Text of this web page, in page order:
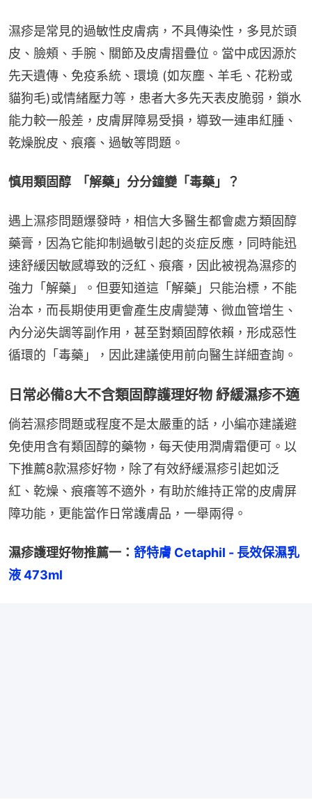
濕疹是常見的過敏性皮膚病，不具傳染性，多見於頭
皮、臉頰、手腕、關節及皮膚摺疊位。當中成因源於
先天遺傳、免疫系統、環境 (如灰塵、羊毛、花粉或
貓狗毛)或情緒壓力等，患者大多先天表皮脆弱，鎖水
能力較一般差，皮膚屏障易受損，導致一連串紅腫、
乾燥脫皮、痕癢、過敏等問題。
慎用類固醇  「解藥」分分鐘變「毒藥」？
遇上濕疹問題爆發時，相信大多醫生都會處方類固醇
藥膏，因為它能抑制過敏引起的炎症反應，同時能迅
速舒緩因敏感導致的泛紅、痕癢，因此被視為濕疹的
強力「解藥」。但要知道這「解藥」只能治標，不能
治本，而長期使用更會產生皮膚變薄、微血管增生、
內分泌失調等副作用，甚至對類固醇依賴，形成惡性
循環的「毒藥」，因此建議使用前向醫生詳細查詢。
日常必備8大不含類固醇護理好物 紓緩濕疹不適
倘若濕疹問題或程度不是太嚴重的話，小編亦建議避
免使用含有類固醇的藥物，每天使用潤膚霜便可。以
下推薦8款濕疹好物，除了有效紓緩濕疹引起如泛
紅、乾燥、痕癢等不適外，有助於維持正常的皮膚屏
障功能，更能當作日常護膚品，一舉兩得。
濕疹護理好物推薦一： 舒特膚 Cetaphil - 長效保濕乳
液 473ml